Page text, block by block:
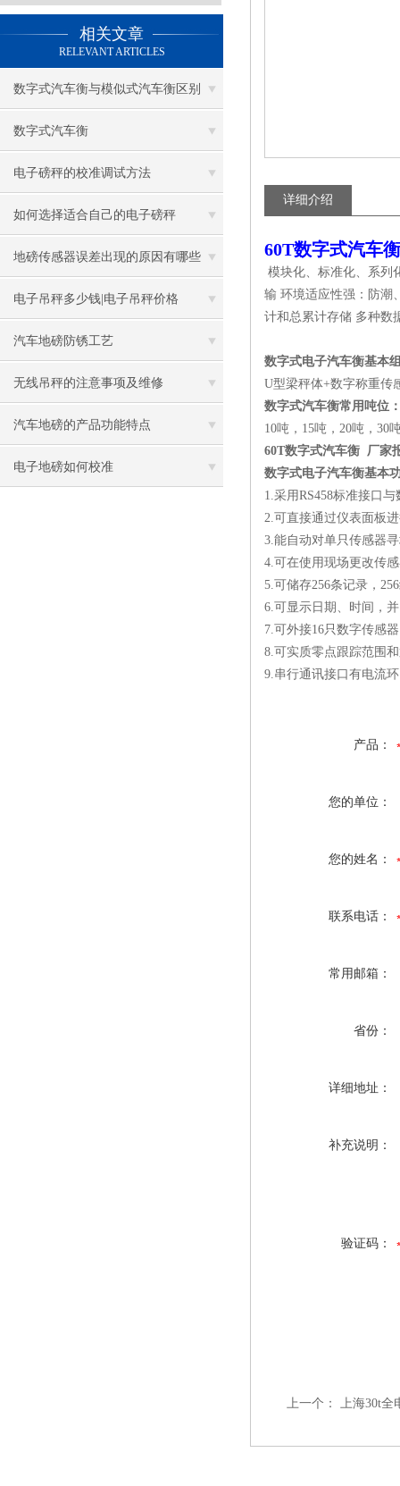
相关文章
RELEVANT ARTICLES
数字式汽车衡与模似式汽车衡区别
数字式汽车衡
电子磅秤的校准调试方法
如何选择适合自己的电子磅秤
地磅传感器误差出现的原因有哪些
电子吊秤多少钱|电子吊秤价格
汽车地磅防锈工艺
无线吊秤的注意事项及维修
汽车地磅的产品功能特点
电子地磅如何校准
详细介绍
60T数字式汽车
模块化、标准化、系列
输 环境适应性强：防潮
计和总累计存储 多种数
数字式电子汽车衡基本
U型梁秤体+数字称重传
数字式汽车衡常用吨位
10吨，15吨，20吨，30
60T数字式汽车衡 厂家
数字式电子汽车衡基本
1.采用RS458标准接口
2.可直接通过仪表面板
3.能自动对单只传感器
4.可在使用现场更改传
5.可储存256条记录，
6.可显示日期、时间，
7.可外接16只数字传感
8.可实质零点跟踪范围
9.串行通讯接口有电流
产品：
您的单位：
您的姓名：
联系电话：
常用邮箱：
省份：
详细地址：
补充说明：
验证码：
上一个： 上海30t全